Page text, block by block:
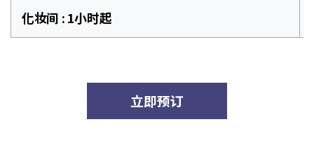
化妆间 : 1小时起
立即预订